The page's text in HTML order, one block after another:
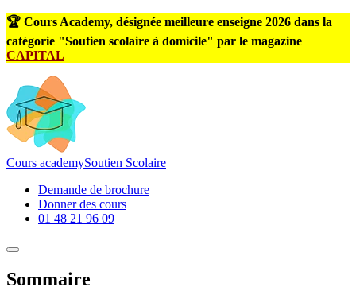
🏆 Cours Academy, désignée meilleure enseigne 2026 dans la
catégorie "Soutien scolaire à domicile" par le magazine
CAPITAL
Cours academySoutien Scolaire
Demande de brochure
Donner des cours
01 48 21 96 09
Sommaire